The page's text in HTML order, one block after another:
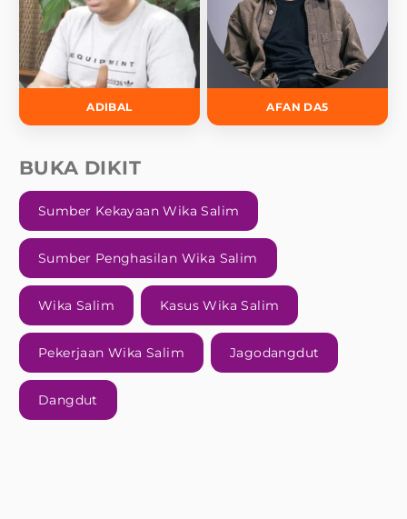
ADIBAL AFAN DA5
BUKA DIKIT
Sumber Kekayaan Wika Salim
Sumber Penghasilan Wika Salim
Wika Salim Kasus Wika Salim
Pekerjaan Wika Salim Jagodangdut
Dangdut